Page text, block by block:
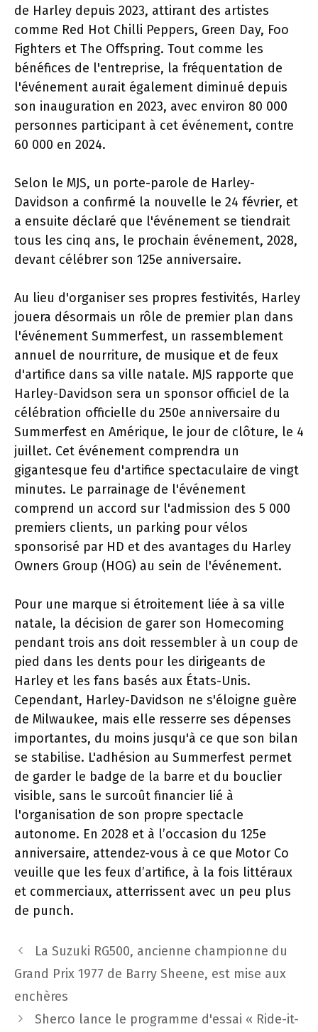
de Harley depuis 2023, attirant des artistes
comme Red Hot Chilli Peppers, Green Day, Foo
Fighters et The Offspring. Tout comme les
bénéfices de l'entreprise, la fréquentation de
l'événement aurait également diminué depuis
son inauguration en 2023, avec environ 80 000
personnes participant à cet événement, contre
60 000 en 2024.
Selon le MJS, un porte-parole de Harley-
Davidson a confirmé la nouvelle le 24 février, et
a ensuite déclaré que l'événement se tiendrait
tous les cinq ans, le prochain événement, 2028,
devant célébrer son 125e anniversaire.
Au lieu d'organiser ses propres festivités, Harley
jouera désormais un rôle de premier plan dans
l'événement Summerfest, un rassemblement
annuel de nourriture, de musique et de feux
d'artifice dans sa ville natale. MJS rapporte que
Harley-Davidson sera un sponsor officiel de la
célébration officielle du 250e anniversaire du
Summerfest en Amérique, le jour de clôture, le 4
juillet. Cet événement comprendra un
gigantesque feu d'artifice spectaculaire de vingt
minutes. Le parrainage de l'événement
comprend un accord sur l'admission des 5 000
premiers clients, un parking pour vélos
sponsorisé par HD et des avantages du Harley
Owners Group (HOG) au sein de l'événement.
Pour une marque si étroitement liée à sa ville
natale, la décision de garer son Homecoming
pendant trois ans doit ressembler à un coup de
pied dans les dents pour les dirigeants de
Harley et les fans basés aux États-Unis.
Cependant, Harley-Davidson ne s'éloigne guère
de Milwaukee, mais elle resserre ses dépenses
importantes, du moins jusqu'à ce que son bilan
se stabilise. L'adhésion au Summerfest permet
de garder le badge de la barre et du bouclier
visible, sans le surcoût financier lié à
l'organisation de son propre spectacle
autonome. En 2028 et à l’occasion du 125e
anniversaire, attendez-vous à ce que Motor Co
veuille que les feux d’artifice, à la fois littéraux
et commerciaux, atterrissent avec un peu plus
de punch.
Navigation
des
articles
La Suzuki RG500, ancienne championne du
Grand Prix 1977 de Barry Sheene, est mise aux
enchères
Sherco lance le programme d'essai « Ride-it-